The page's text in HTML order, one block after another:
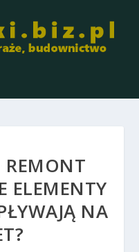
REMONT
ELEMENTY
NA